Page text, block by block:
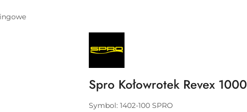
NAZWA
SPRO
Spro Kołowrotek Revex 1000
Symbol: 1402-100 SPRO